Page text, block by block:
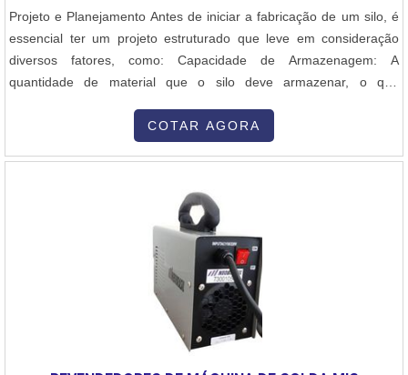
que são os maiores objetivos da marca.A MELHOR EMPRESA DE
PEÇAS PARA MÁQUINAS DE SOLDAA Plurimaquinas Comércio e
Manutenção foi fundada em 1985 com intuito de realizar
manutenção de máquinas de solda e ferramentas elétricas. Para
marcas mais renomadas do mercado. Fora isso, é possível
encontrar as melhores condições de pagamento do mercado..
Projeto e Planejamento Antes de iniciar a fabricação de um silo, é
essencial ter um projeto estruturado que leve em consideração
diversos fatores, como: Capacidade de Armazenagem: A
quantidade de material que o silo deve armazenar, o que
Tipo de Material Armazenado: Diferentes tipos de materiais podem
Pressão: Os silos são projetados para suportar a pressão interna
do material armazenado. Isso envolve cálculos estruturais para
garantir que as paredes e a base suportem a carga com
técnicas de segurança, como as normas NR-12, ABNT NBR 15544
(silos metálicos) e normas internacionais de construção de silos e
aço carbono, geralmente utilizado para a fabricação de silos, é
COTAR AGORA